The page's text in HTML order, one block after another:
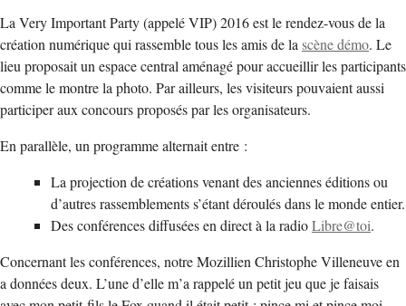
La Very Important Party (appelé VIP) 2016 est le rendez-vous de la
création numérique qui rassemble tous les amis de lascène démo. Le
lieu proposait un espace central aménagé pour accueillir les participants
comme le montre la photo. Par ailleurs, les visiteurs pouvaient aussi
participer aux concours proposés par les organisateurs.
En parallèle, un programme alternait entre :
La projection de créations venant des anciennes éditions ou
d’autres rassemblements s’étant déroulés dans le monde entier.
Des conférences diffusées en direct à la radioLibre@toi.
Concernant les conférences, notre Mozillien Christophe Villeneuve en
a données deux. L’une d’elle m’a rappelé un petit jeu que je faisais